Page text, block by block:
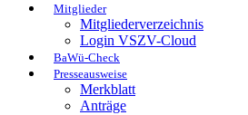
Mitglieder
Mitgliederverzeichnis
Login VSZV-Cloud
BaWü-Check
Presseausweise
Merkblatt
Anträge